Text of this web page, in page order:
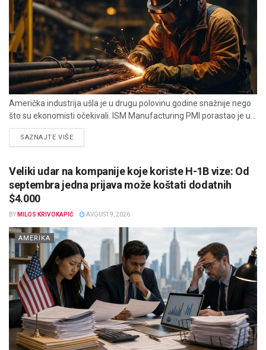
Američka industrija ušla je u drugu polovinu godine snažnije nego
što su ekonomisti očekivali. ISM Manufacturing PMI porastao je u...
SAZNAJTE VIŠEDETAILS
Veliki udar na kompanije koje koriste H-1B vize: Od
septembra jedna prijava može koštati dodatnih
$4.000
BY MILOS KRIVOKAPIĆ AVGUST 9, 2026
AMERIKA